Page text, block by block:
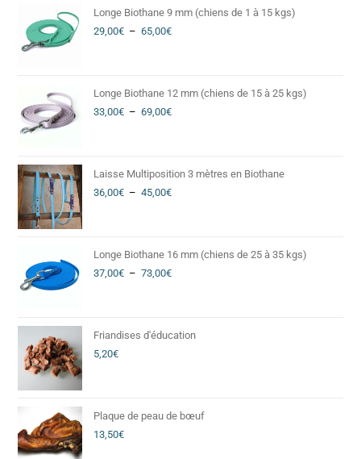
Longe Biothane 9 mm (chiens de 1 à 15 kgs)
29,00€ – 65,00€
Longe Biothane 12 mm (chiens de 15 à 25 kgs)
33,00€ – 69,00€
Laisse Multiposition 3 mètres en Biothane
36,00€ – 45,00€
Longe Biothane 16 mm (chiens de 25 à 35 kgs)
37,00€ – 73,00€
Friandises d'éducation
5,20€
Plaque de peau de bœuf
13,50€